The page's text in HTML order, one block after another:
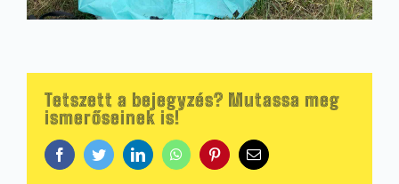
Tetszett a bejegyzés? Mutassa meg
ismerőseinek is!
FacebookTwitterLinkedInWhatsAppPinterestEmail: